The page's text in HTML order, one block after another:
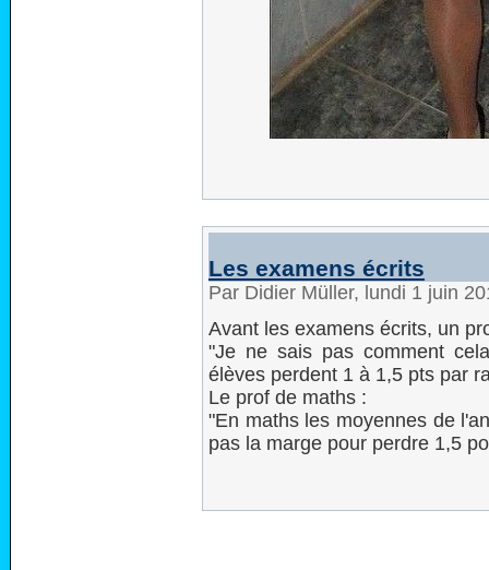
Les examens écrits
Par Didier Müller, lundi 1 juin
Avant les examens écrits, un
"Je ne sais pas comment
élèves perdent 1 à 1,5 pts par
Le prof de maths :
"En maths les moyennes de
pas la marge pour perdre 1,5